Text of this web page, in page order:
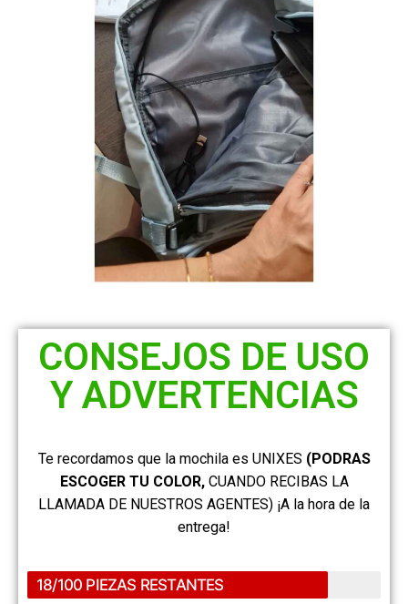
CONSEJOS DE USO
Y ADVERTENCIAS
Te recordamos que la mochila es UNIXES (PODRAS
ESCOGER TU COLOR,CUANDO RECIBAS LA
LLAMADA DE NUESTROS AGENTES) ¡A la hora de la
entrega!
18/100 PIEZAS RESTANTES